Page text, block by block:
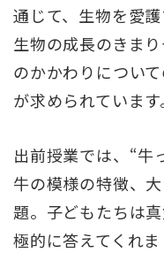
通じて、生物を愛
生物の成長のきま
のかかわりについ
が求められています
出前授業では、“牛
牛の模様の特徴、
題。子どもたちは
極的に答えてくれ